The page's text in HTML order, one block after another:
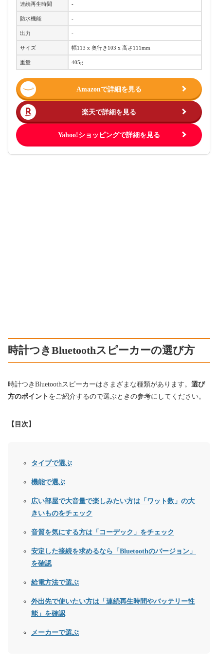
連続再生時間 -
防水機能 -
出力 -
サイズ 幅113 x 奥行き103 x 高さ111mm
重量 405g
Amazonで詳細を見る
楽天で詳細を見る
Yahoo!ショッピングで詳細を見る
時計つきBluetoothスピーカーの選び方
時計つきBluetoothスピーカーはさまざまな種類があります。 選び
方のポイント をご紹介するので選ぶときの参考にしてください。
【目次】
タイプで選ぶ
機能で選ぶ
広い部屋で大音量で楽しみたい方は「ワット数」の大
きいものをチェック
音質を気にする方は「コーデック」をチェック
安定した接続を求めるなら「Bluetoothのバージョン」
を確認
給電方法で選ぶ
外出先で使いたい方は「連続再生時間やバッテリー性
能」を確認
メーカーで選ぶ